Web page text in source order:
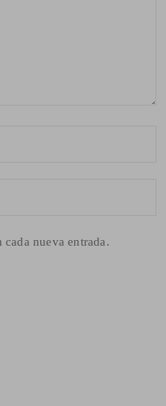
nueva entrada.